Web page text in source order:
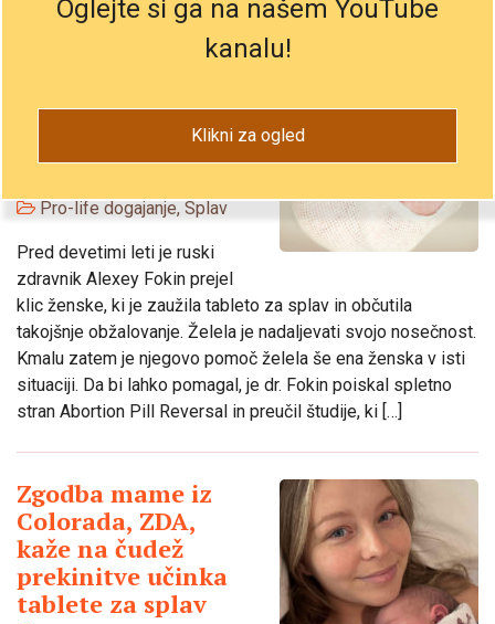
Narod z najvišjim
sprejme »povratno
Pro-life dogajanje, Splav
Pred devetimi leti je ruski
zdravnik Alexey Fokin prejel
klic ženske, ki je zaužila tableto za splav in občutila
takojšnje obžalovanje. Želela je nadaljevati svojo nosečnost.
Kmalu zatem je njegovo pomoč želela še ena ženska v isti
situaciji. Da bi lahko pomagal, je dr. Fokin poiskal spletno
stran Abortion Pill Reversal in preučil študije, ki […]
Zgodba mame iz
Colorada, ZDA,
kaže na čudež
prekinitve učinka
tablete za splav
Oglejte si ga na našem YouTube
kanalu!
Klikni za ogled